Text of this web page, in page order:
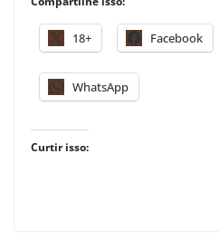
18+ Facebook
WhatsApp
Curtir isso: